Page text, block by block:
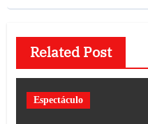
Related Post
Espectáculo